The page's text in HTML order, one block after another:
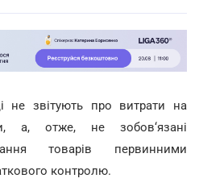
не звітують про витрати на
а, отже, не зобов‘язані
товарів первинними
контролю.